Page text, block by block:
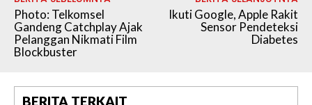
Photo: Telkomsel
Gandeng Catchplay Ajak
Pelanggan Nikmati Film
Blockbuster
Ikuti Google, Apple Rakit
Sensor Pendeteksi
Diabetes
BERITA TERKAIT